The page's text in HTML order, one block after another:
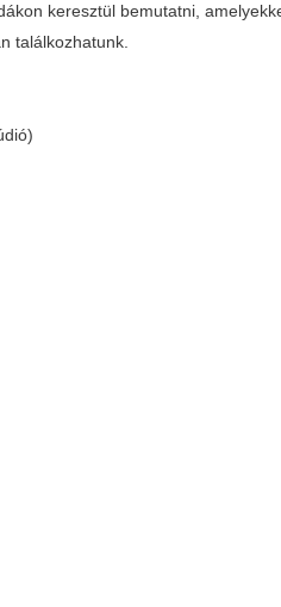
keresztül bemutatni,
találkozhatunk.